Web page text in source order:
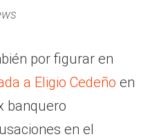
por figurar en
a Eligio Cedeño en
banquero
en el